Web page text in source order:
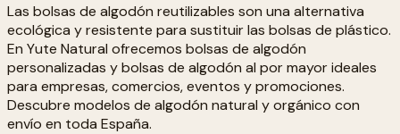
Las bolsas de algodón reutilizables son una alternativa
ecológica y resistente para sustituir las bolsas de plástico.
En Yute Natural ofrecemos bolsas de algodón
personalizadas y bolsas de algodón al por mayor ideales
para empresas, comercios, eventos y promociones.
Descubre modelos de algodón natural y orgánico con
envío en toda España.